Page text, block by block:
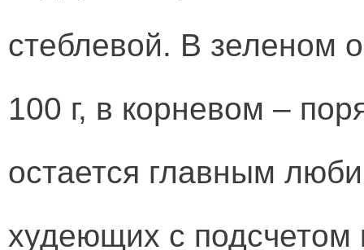
стеблевой. В зеленом
100 г, в корневом –
остается главным
худеющих с подсчетом